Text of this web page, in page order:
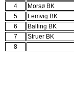
4
Morsø BK
5
Lemvig BK
6
Balling BK
7
Struer BK
8